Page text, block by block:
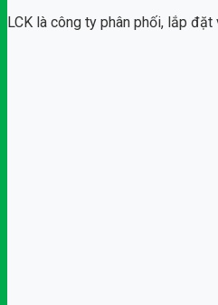
LCK là công ty phân phối, lắp